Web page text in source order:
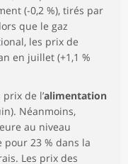
(-0,2 %), tirés par
que le gaz
les prix de
en juillet (+1,1 %
de l’alimentation
Néanmoins,
au niveau
pour 23 % dans la
Les prix des